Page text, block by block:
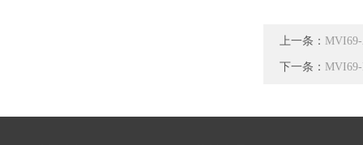
上一条：
下一条：